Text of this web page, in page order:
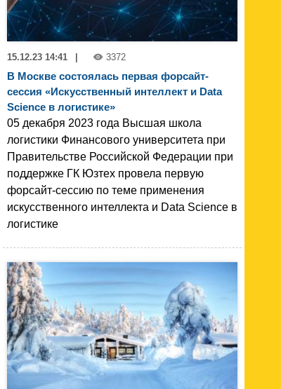
15.12.23 14:41 3372
В Москве состоялась первая форсайт-
сессия «Искусственный интеллект и Data
Science в логистике»
05 декабря 2023 года Высшая школа
логистики Финансового университета при
Правительстве Российской Федерации при
поддержке ГК Юзтех провела первую
форсайт-сессию по теме применения
искусственного интеллекта и Data Science в
логистике